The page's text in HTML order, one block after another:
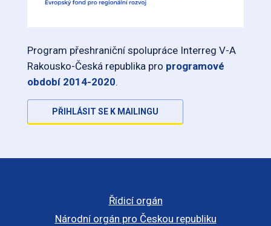
Program přeshraniční spolupráce Interreg V-A
Rakousko-Česká republika pro programové
období 2014-2020.
PŘIHLÁSIT SE K MAILINGU
Řídicí orgán
Národní orgán pro Českou republiku